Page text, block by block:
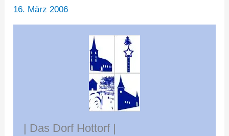
16. März 2006
| Das Dorf Hottorf |